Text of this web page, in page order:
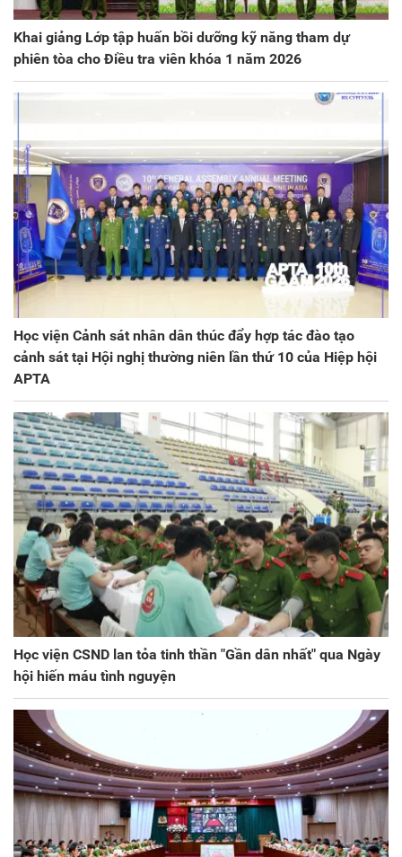
Khai giảng Lớp tập huấn bồi dưỡng kỹ năng tham dự
phiên tòa cho Điều tra viên khóa 1 năm 2026
Học viện Cảnh sát nhân dân thúc đẩy hợp tác đào tạo
cảnh sát tại Hội nghị thường niên lần thứ 10 của Hiệp hội
APTA
Học viện CSND lan tỏa tinh thần "Gần dân nhất" qua Ngày
hội hiến máu tình nguyện